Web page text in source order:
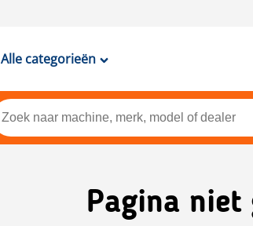
Alle categorieën
Pagina niet